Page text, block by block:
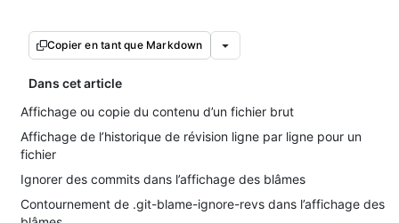
Copier en tant que Markdown
Dans cet article
Affichage ou copie du contenu d’un fichier brut
Affichage de l’historique de révision ligne par ligne pour un
fichier
Ignorer des commits dans l’affichage des blâmes
Contournement de .git-blame-ignore-revs dans l’affichage des